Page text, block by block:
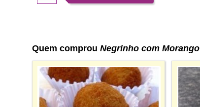
Quem comprouNegrinho com Morango